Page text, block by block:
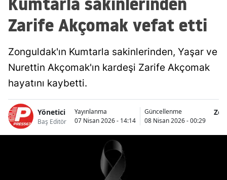
Zarife Akçomak vefat etti
Zonguldak'ın Kumtarla sakinlerinden, Yaşar ve
Nurettin Akçomak'ın kardeşi Zarife Akçomak
hayatını kaybetti.
Yönetici
Baş Editör
Yayınlanma
07 Nisan 2026 - 14:14
Güncellenme
08 Nisan 2026 - 00:29